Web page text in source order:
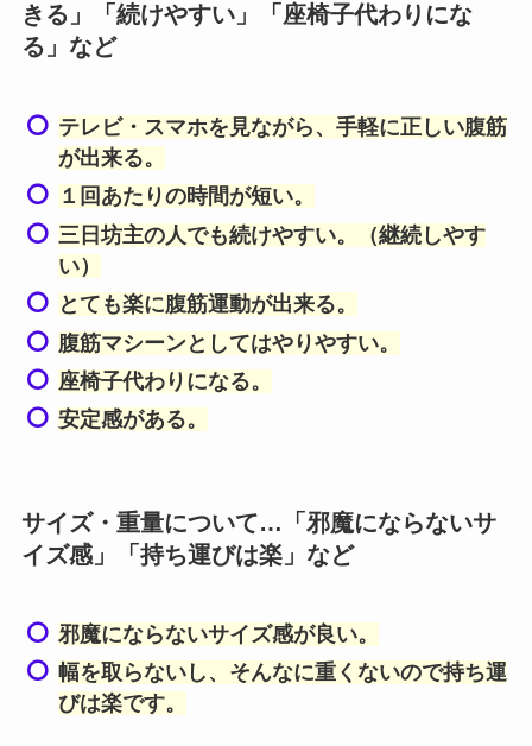
きる」「続けやすい」「座椅子代わりにな
る」など
テレビ・スマホを見ながら、手軽に正しい腹筋
が出来る。
１回あたりの時間が短い。
三日坊主の人でも続けやすい。（継続しやす
い）
とても楽に腹筋運動が出来る。
腹筋マシーンとしてはやりやすい。
座椅子代わりになる。
安定感がある。
サイズ・重量について…「邪魔にならないサ
イズ感」「持ち運びは楽」など
邪魔にならないサイズ感が良い。
幅を取らないし、そんなに重くないので持ち運
びは楽です。